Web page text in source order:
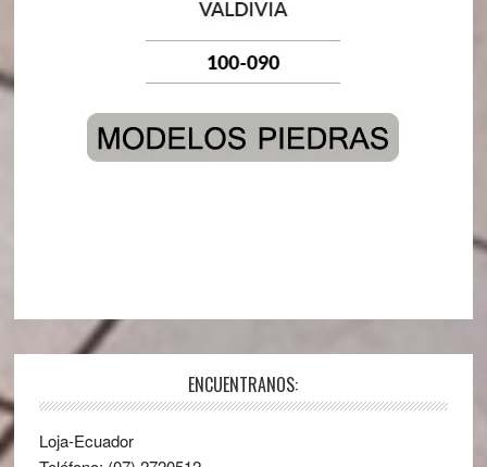
ENCUENTRANOS:
Loja-Ecuador